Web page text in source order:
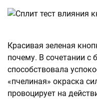
Красивая зеленая
почему. В сочетании
способствовала
«пчелиная» окраска
провоцирует на